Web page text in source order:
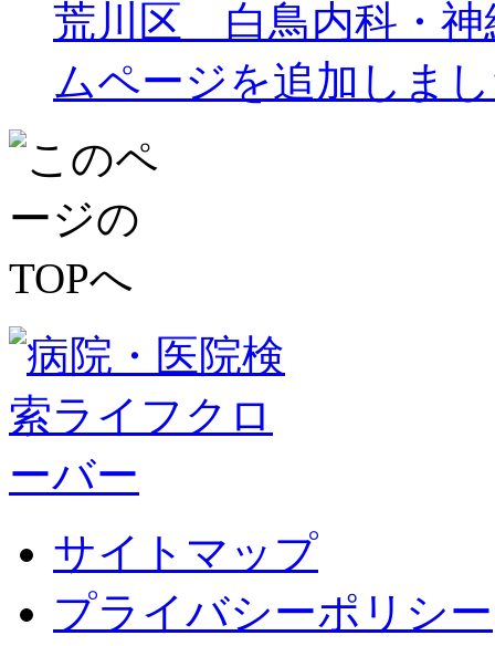
荒川区 白鳥内科・神
ムページを追加しま
サイトマップ
プライバシーポリシー